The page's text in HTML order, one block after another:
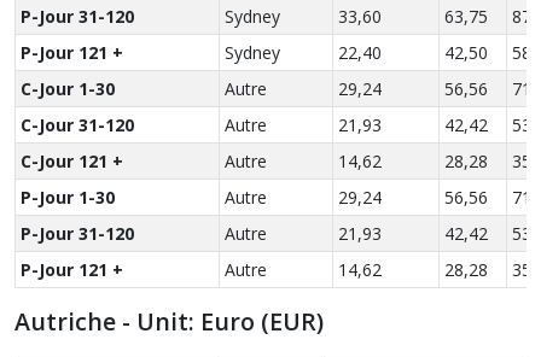
P-Jour 31-120
Sydney 33,60 63,75
P-Jour 121 +
Sydney 22,40 42,50
C-Jour 1-30
Autre 29,24 56,56
C-Jour 31-120
Autre 21,93 42,42
C-Jour 121 +
Autre 14,62 28,28
P-Jour 1-30
Autre 29,24 56,56
P-Jour 31-120
Autre 21,93 42,42
P-Jour 121 +
Autre 14,62 28,28
Autriche - Unit: Euro (EUR)